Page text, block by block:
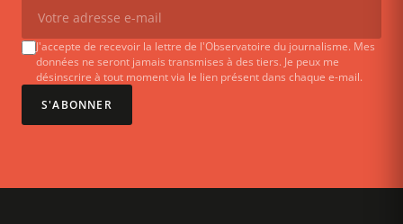
J'accepte de recevoir la lettre de l'Observatoire du journalisme. Mes
données ne seront jamais transmises à des tiers. Je peux me
désinscrire à tout moment via le lien présent dans chaque e-mail.
S'ABONNER